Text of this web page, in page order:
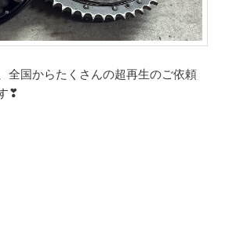
全国からたくさんの超再生のご依頼
❣